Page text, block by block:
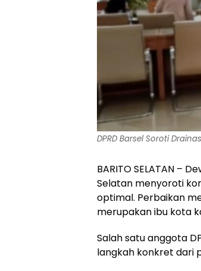
DPRD Barsel Soroti
BARITO SELATAN –
Selatan menyoroti
optimal. Perbaikan
merupakan ibu kota
‎Salah satu anggota
langkah konkret dari